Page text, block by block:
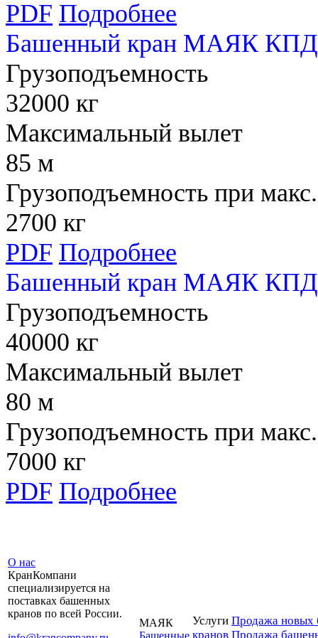
PDF Подробнее
Башенный кран МАЯК КПД
Грузоподъемность
32000 кг
Максимальный вылет
85 м
Грузоподъемность при
2700 кг
PDF Подробнее
Башенный кран МАЯК КПД
Грузоподъемность
40000 кг
Максимальный вылет
80 м
Грузоподъемность при
7000 кг
PDF Подробнее
О нас
КранКомпани
специализируется на
поставках башенных
кранов по всей России.
МАЯК
Услуги Продажа новых
кранов Продажа